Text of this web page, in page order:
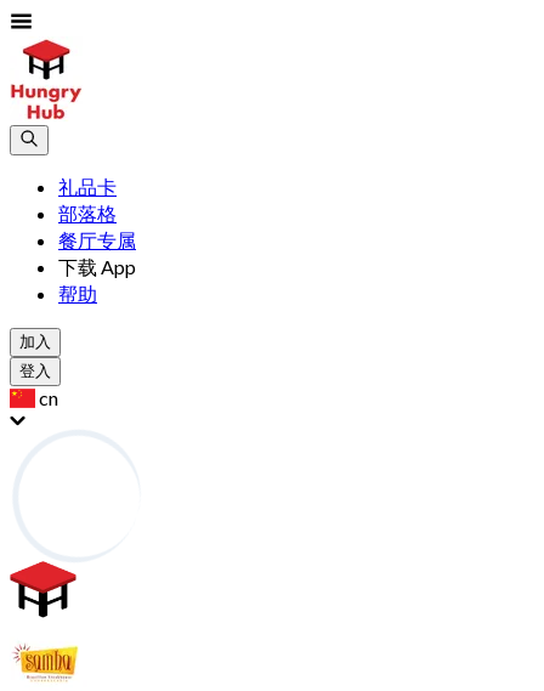
礼品卡
部落格
餐厅专属
下载 App
帮助
加入
登入
cn